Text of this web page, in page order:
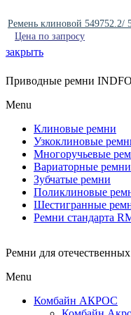
Ремень клиновой 549752.2/
Цена по запросу
закрыть
Приводные ремни
Menu
Клиновые ремни
Узкоклиновые
Многоручьевые
Вариаторные ремни
Зубчатые ремни
Поликлиновые
Шестигранные
Ремни стандарта
Ремни для
Menu
Комбайн АКРОС